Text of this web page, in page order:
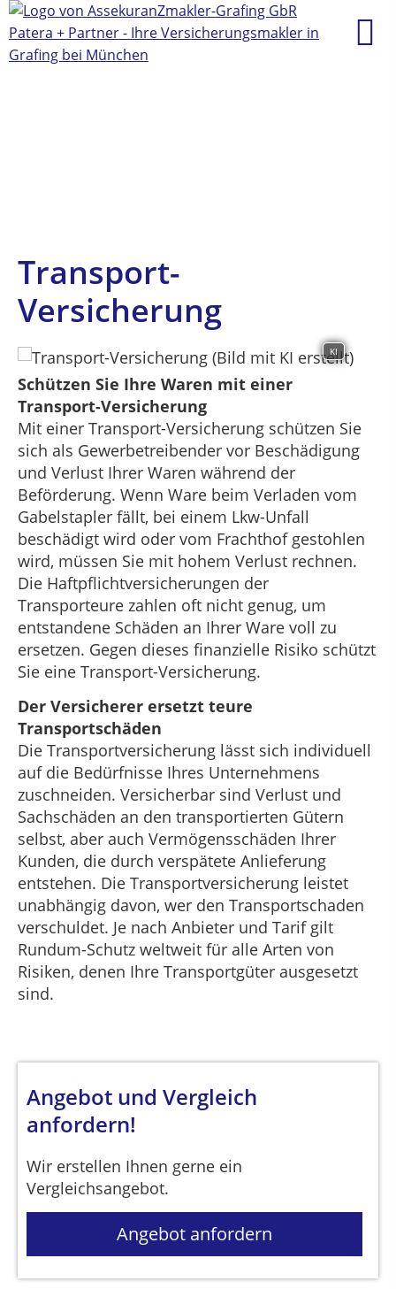
Transport-
Versicherung
KI
Schützen Sie Ihre Waren mit einer
Transport-Versicherung
Mit einer Transport-Versicherung schützen Sie
sich als Gewerbetreibender vor Beschädigung
und Verlust Ihrer Waren während der
Beförderung. Wenn Ware beim Verladen vom
Gabelstapler fällt, bei einem Lkw-Unfall
beschädigt wird oder vom Frachthof gestohlen
wird, müssen Sie mit hohem Verlust rechnen.
Die Haftpflichtversicherungen der
Transporteure zahlen oft nicht genug, um
entstandene Schäden an Ihrer Ware voll zu
ersetzen. Gegen dieses finanzielle Risiko schützt
Sie eine Transport-Versicherung.
Der Versicherer ersetzt teure
Transportschäden
Die Transportversicherung lässt sich individuell
auf die Bedürfnisse Ihres Unternehmens
zuschneiden. Versicherbar sind Verlust und
Sachschäden an den transportierten Gütern
selbst, aber auch Vermögensschäden Ihrer
Kunden, die durch verspätete Anlieferung
entstehen. Die Transportversicherung leistet
unabhängig davon, wer den Transportschaden
verschuldet. Je nach Anbieter und Tarif gilt
Rundum-Schutz weltweit für alle Arten von
Risiken, denen Ihre Transportgüter ausgesetzt
sind.
Angebot und Vergleich
anfordern!
Wir erstellen Ihnen gerne ein
Vergleichsangebot.
Angebot anfordern